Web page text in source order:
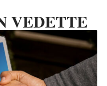
VEDETTE